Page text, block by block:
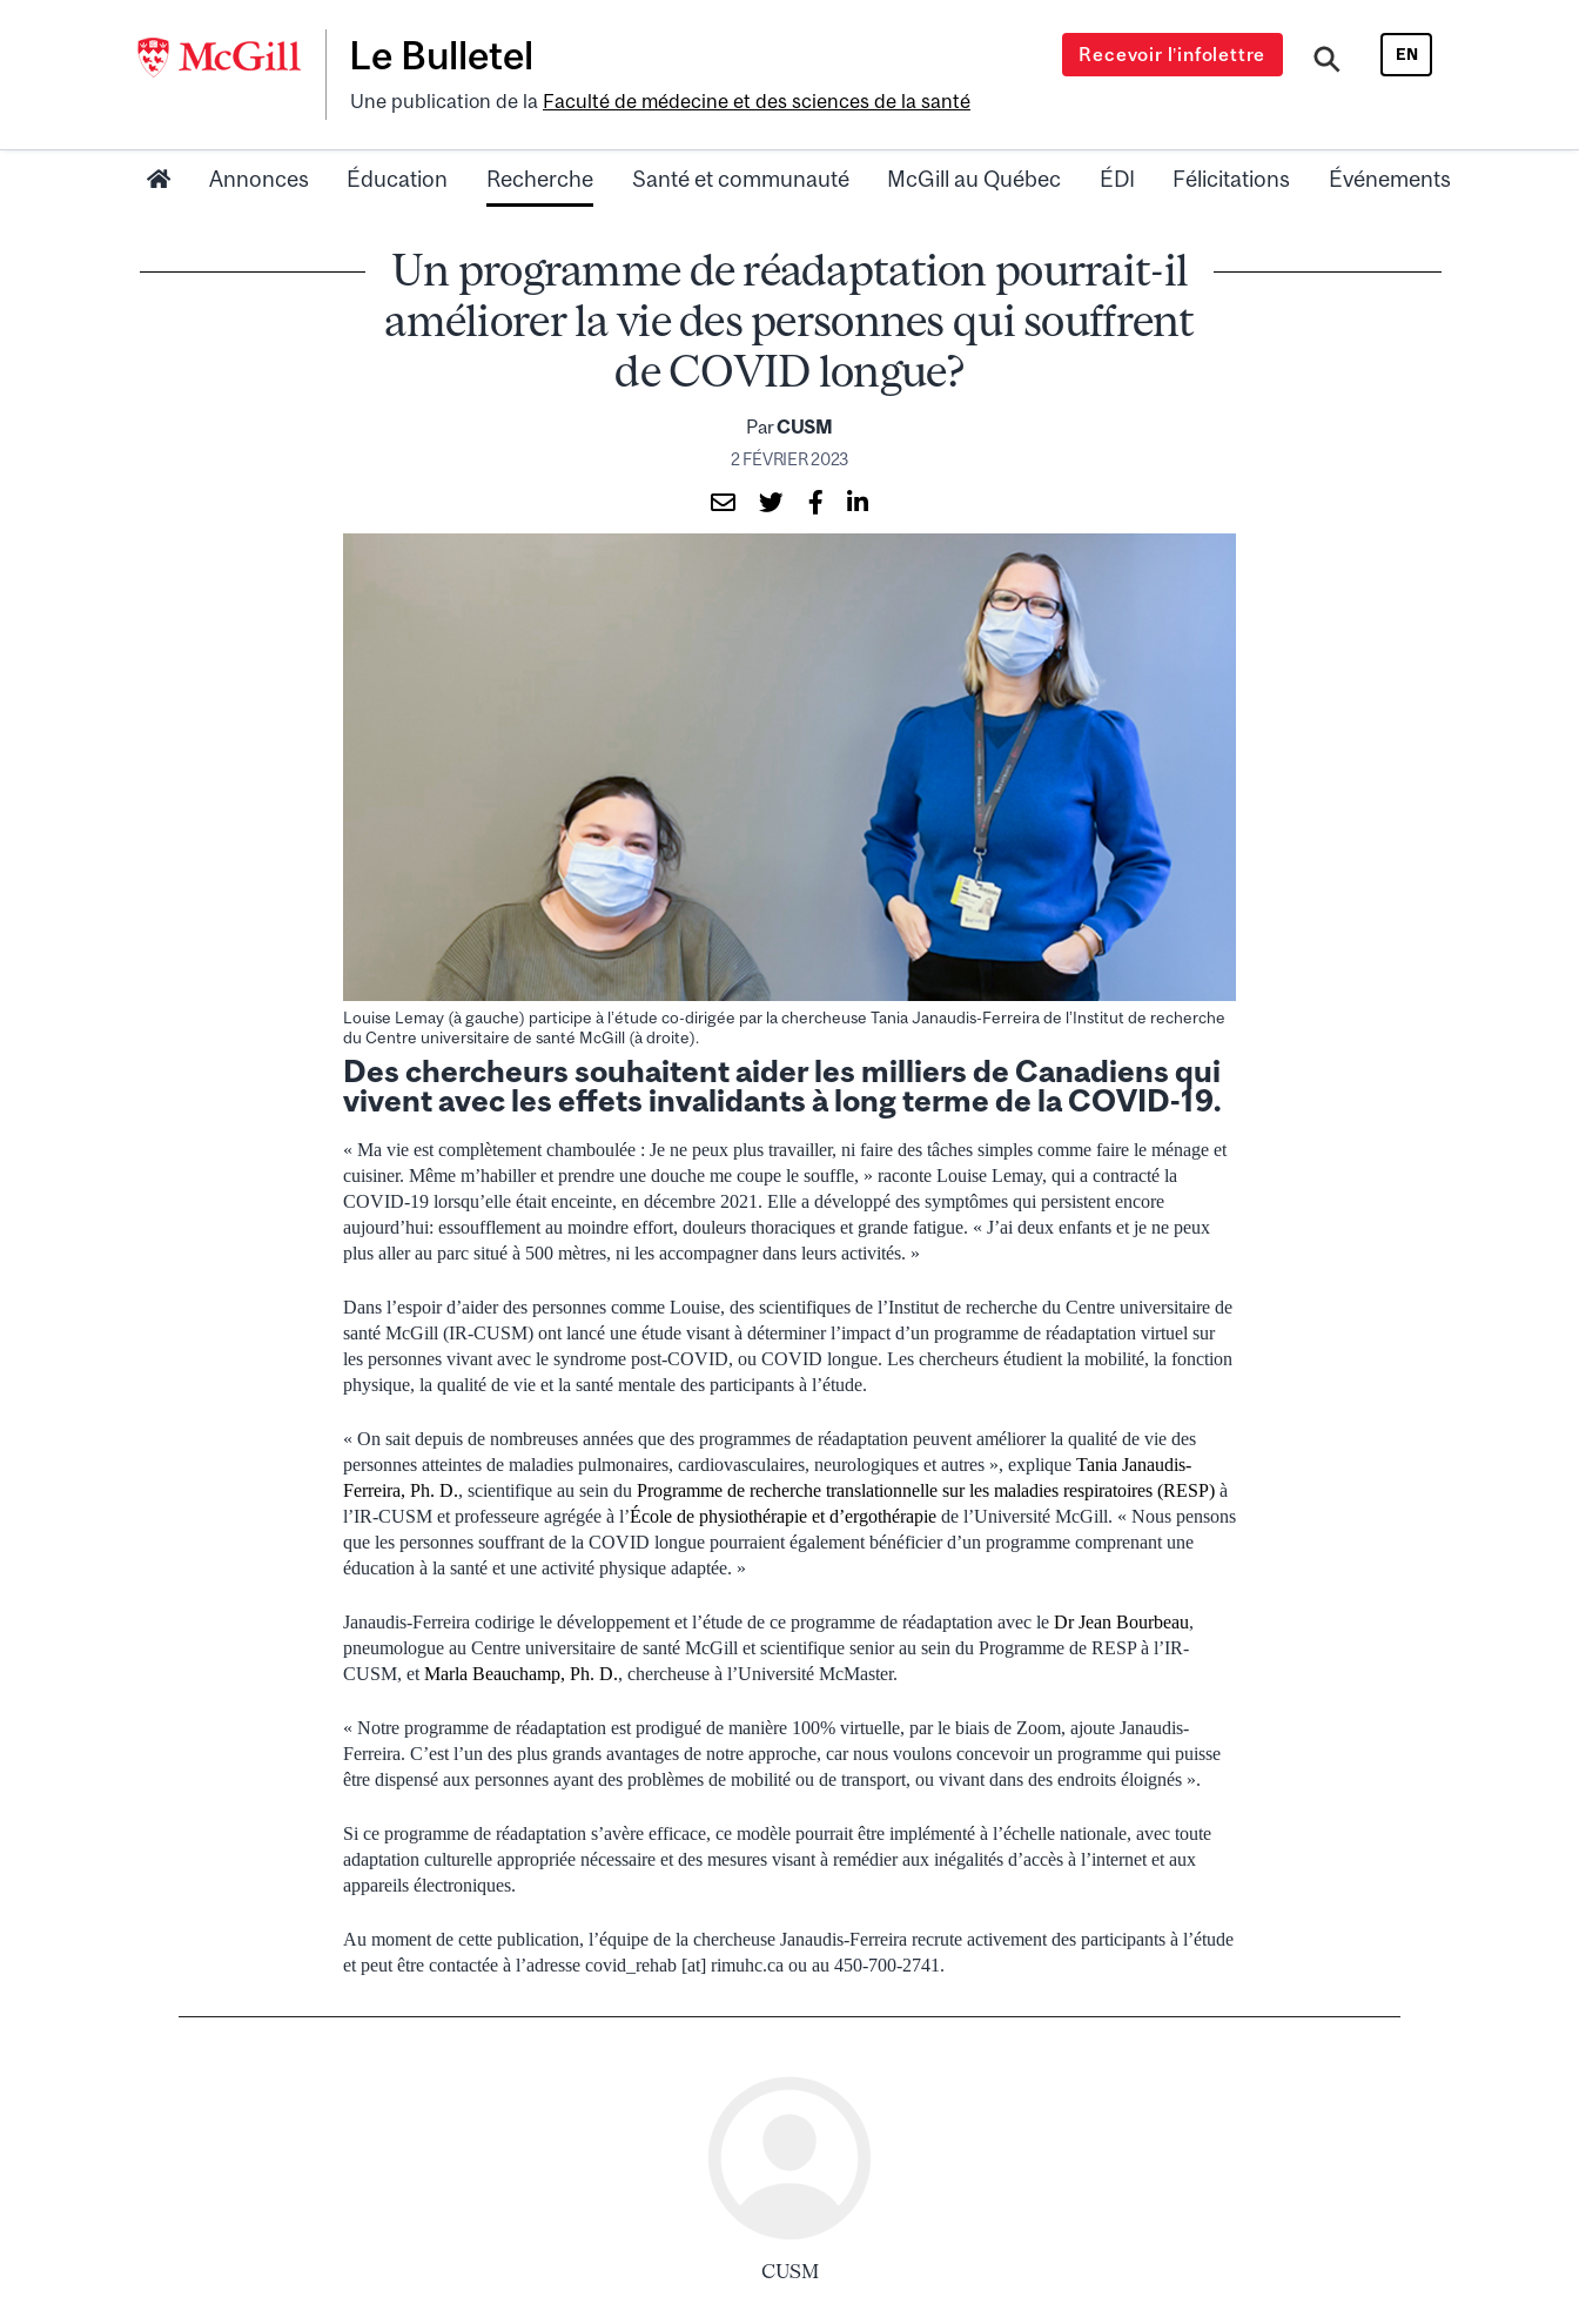
Le Bulletel
Une publication de la Faculté de médecine et des sciences de la santé
Recevoir l’infolettre EN
Annonces Éducation Recherche Santé et communauté McGill au Québec ÉDI Félicitations Événements
Un programme de réadaptation pourrait-il
améliorer la vie des personnes qui souffrent
de COVID longue?
ParCUSM
2 FÉVRIER 2023
Louise Lemay (à gauche) participe à l’étude co-dirigée par la chercheuse Tania Janaudis-Ferreira de l’Institut de recherche
du Centre universitaire de santé McGill (à droite).
Des chercheurs souhaitent aider les milliers de Canadiens qui
vivent avec les effets invalidants à long terme de la COVID-19.
« Ma vie est complètement chamboulée : Je ne peux plus travailler, ni faire des tâches simples comme faire le ménage et
cuisiner. Même m’habiller et prendre une douche me coupe le souffle, » raconte Louise Lemay, qui a contracté la
COVID-19 lorsqu’elle était enceinte, en décembre 2021. Elle a développé des symptômes qui persistent encore
aujourd’hui: essoufflement au moindre effort, douleurs thoraciques et grande fatigue. « J’ai deux enfants et je ne peux
plus aller au parc situé à 500 mètres, ni les accompagner dans leurs activités. »
Dans l’espoir d’aider des personnes comme Louise, des scientifiques de l’Institut de recherche du Centre universitaire de
santé McGill (IR-CUSM) ont lancé une étude visant à déterminer l’impact d’un programme de réadaptation virtuel sur
les personnes vivant avec le syndrome post-COVID, ou COVID longue. Les chercheurs étudient la mobilité, la fonction
physique, la qualité de vie et la santé mentale des participants à l’étude.
« On sait depuis de nombreuses années que des programmes de réadaptation peuvent améliorer la qualité de vie des
personnes atteintes de maladies pulmonaires, cardiovasculaires, neurologiques et autres », explique Tania Janaudis-
Ferreira, Ph. D., scientifique au sein du Programme de recherche translationnelle sur les maladies respiratoires (RESP) à
l’IR-CUSM et professeure agrégée à l’École de physiothérapie et d’ergothérapie de l’Université McGill. « Nous pensons
que les personnes souffrant de la COVID longue pourraient également bénéficier d’un programme comprenant une
éducation à la santé et une activité physique adaptée. »
Janaudis-Ferreira codirige le développement et l’étude de ce programme de réadaptation avec le Dr Jean Bourbeau,
pneumologue au Centre universitaire de santé McGill et scientifique senior au sein du Programme de RESP à l’IR-
CUSM, et Marla Beauchamp, Ph. D., chercheuse à l’Université McMaster.
« Notre programme de réadaptation est prodigué de manière 100% virtuelle, par le biais de Zoom, ajoute Janaudis-
Ferreira. C’est l’un des plus grands avantages de notre approche, car nous voulons concevoir un programme qui puisse
être dispensé aux personnes ayant des problèmes de mobilité ou de transport, ou vivant dans des endroits éloignés ».
Si ce programme de réadaptation s’avère efficace, ce modèle pourrait être implémenté à l’échelle nationale, avec toute
adaptation culturelle appropriée nécessaire et des mesures visant à remédier aux inégalités d’accès à l’internet et aux
appareils électroniques.
Au moment de cette publication, l’équipe de la chercheuse Janaudis-Ferreira recrute activement des participants à l’étude
et peut être contactée à l’adresse covid_rehab [at] rimuhc.ca ou au 450-700-2741.
CUSM